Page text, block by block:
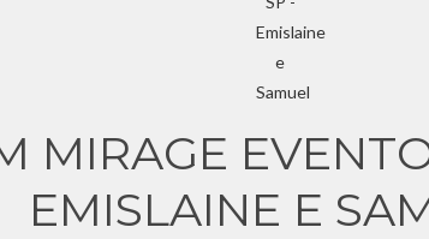
MIRAGE
EMISLAINE E